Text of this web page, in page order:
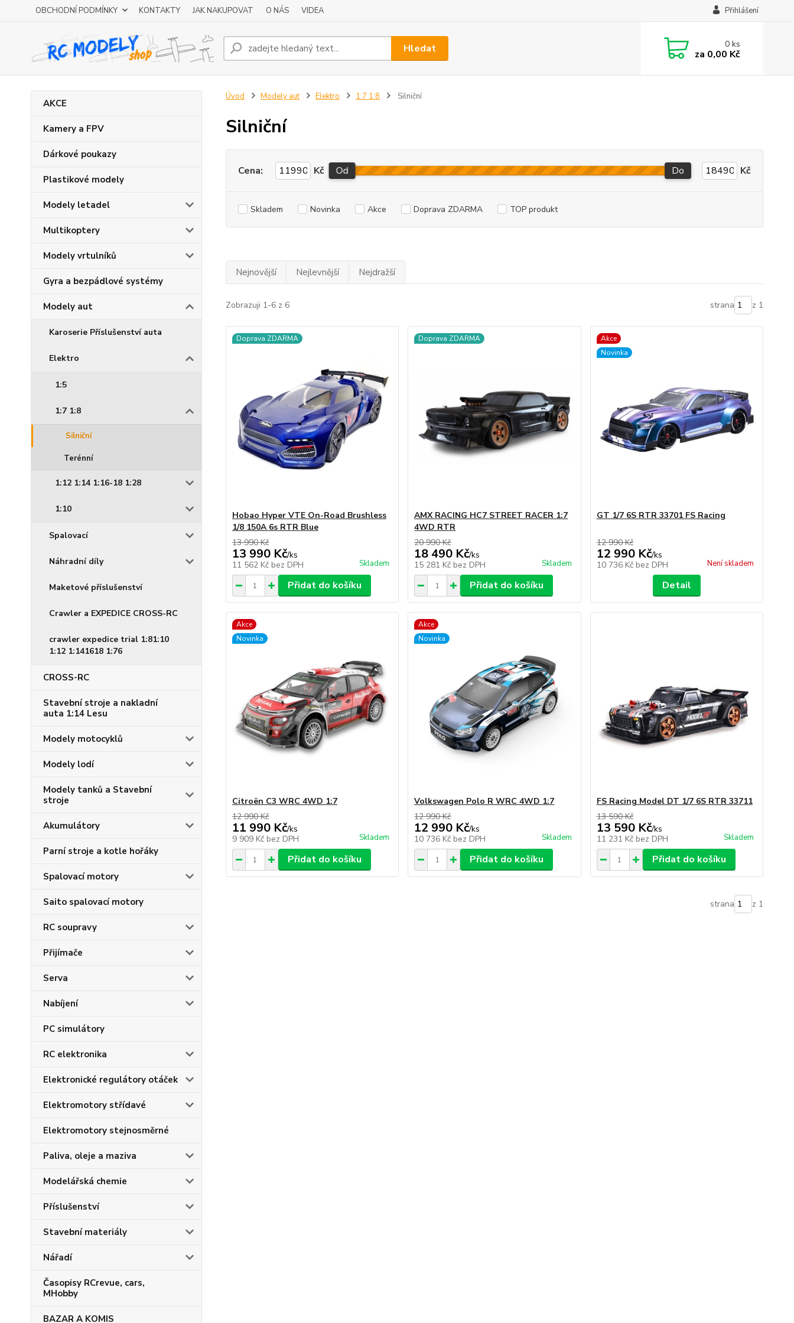
OBCHODNÍ PODMÍNKY KONTAKTY JAK NAKUPOVAT O NÁS VIDEA Přihlášení
Hledat 0ks
za 0,00 Kč
AKCE
Kamery a FPV
Dárkové poukazy
Plastikové modely
Modely letadel
Multikoptery
Modely vrtulníků
Gyra a bezpádlové systémy
Modely aut
Karoserie Příslušenství auta
Elektro
1:5
1:7 1:8
Silniční
Terénní
1:12 1:14 1:16-18 1:28
1:10
Spalovací
Náhradní díly
Maketové příslušenství
Crawler a EXPEDICE CROSS-RC
crawler expedice trial 1:81:10
1:12 1:141618 1:76
CROSS-RC
Stavební stroje a nakladní
auta 1:14 Lesu
Modely motocyklů
Modely lodí
Modely tanků a Stavební
stroje
Akumulátory
Parní stroje a kotle hořáky
Spalovací motory
Saito spalovací motory
RC soupravy
Přijímače
Serva
Nabíjení
PC simulátory
RC elektronika
Elektronické regulátory otáček
Elektromotory střídavé
Elektromotory stejnosměrné
Paliva, oleje a maziva
Modelářská chemie
Příslušenství
Stavební materiály
Nářadí
Časopisy RCrevue, cars,
MHobby
BAZAR A KOMIS
Úvod Modely aut Elektro 1:7 1:8 Silniční
Silniční
Cena: Kč Od Do Kč
Skladem Novinka Akce Doprava ZDARMA TOP produkt
Nejnovější Nejlevnější Nejdražší
Zobrazuji 1-6 z 6 strana z 1
Doprava ZDARMA
Hobao Hyper VTE On-Road Brushless
1/8 150A 6s RTR Blue
13 990 Kč
13 990 Kč/ks
11 562 Kč bez DPH Skladem
Přidat do košíku
Doprava ZDARMA
AMX RACING HC7 STREET RACER 1:7
4WD RTR
20 990 Kč
18 490 Kč/ks
15 281 Kč bez DPH Skladem
Přidat do košíku
Akce
Novinka
GT 1/7 6S RTR 33701 FS Racing
12 990 Kč
12 990 Kč/ks
10 736 Kč bez DPH Není skladem
Detail
Akce
Novinka
Citroën C3 WRC 4WD 1:7
12 990 Kč
11 990 Kč/ks
9 909 Kč bez DPH Skladem
Přidat do košíku
Akce
Novinka
Volkswagen Polo R WRC 4WD 1:7
12 990 Kč
12 990 Kč/ks
10 736 Kč bez DPH Skladem
Přidat do košíku
FS Racing Model DT 1/7 6S RTR 33711
13 590 Kč
13 590 Kč/ks
11 231 Kč bez DPH Skladem
Přidat do košíku
strana z 1